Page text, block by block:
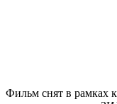
Фильм снят в рамках